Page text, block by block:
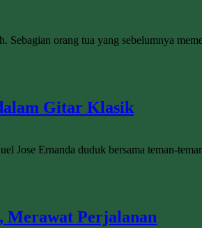
orang tua yang sebelumnya
Gitar Klasik
Jose Ernanda duduk bersama teman-
Perjalanan